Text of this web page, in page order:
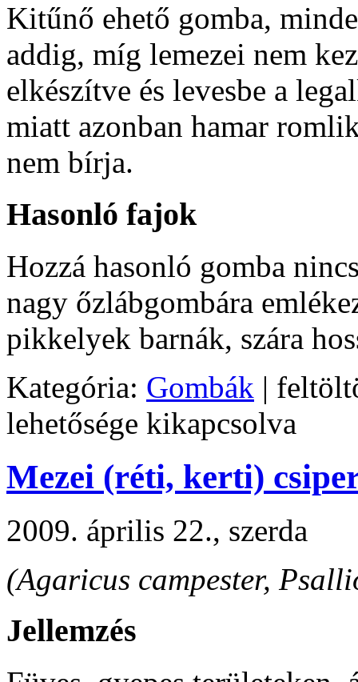
Kitűnő ehető gomba,
addig, míg lemezei nem
elkészítve és levesbe a
miatt azonban hamar
nem bírja.
Hasonló fajok
Hozzá hasonló gomba
nagy őzlábgombára
pikkelyek barnák, szára
Kategória: Gombák |
lehetősége kikapcsolva
Mezei (réti, kerti)
2009. április 22., szerda
(Agaricus campester,
Jellemzés